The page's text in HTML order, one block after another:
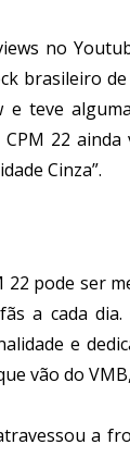
no
brasileiro
e teve
22
Cinza”.
22 pode ser
a cada
e
vão do
a